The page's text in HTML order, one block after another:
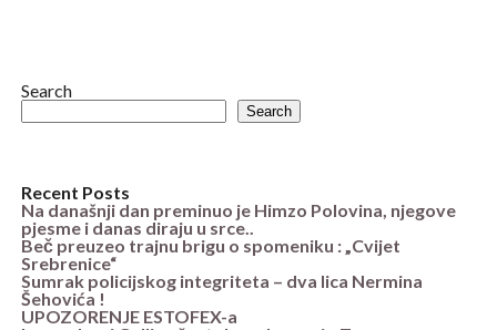
Search
Search
Recent Posts
Na današnji dan preminuo je Himzo Polovina, njegove
pjesme i danas diraju u srce..
Beč preuzeo trajnu brigu o spomeniku : „Cvijet
Srebrenice“
Sumrak policijskog integriteta – dva lica Nermina
Šehovića !
UPOZORENJE ESTOFEX-a